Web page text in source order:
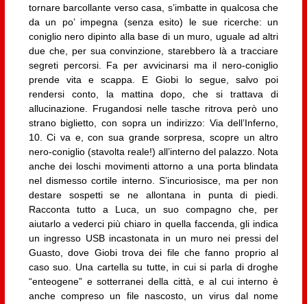
tornare barcollante verso casa, s’imbatte in qualcosa che
da un po’ impegna (senza esito) le sue ricerche: un
coniglio nero dipinto alla base di un muro, uguale ad altri
due che, per sua convinzione, starebbero là a tracciare
segreti percorsi. Fa per avvicinarsi ma il nero-coniglio
prende vita e scappa. E Giobi lo segue, salvo poi
rendersi conto, la mattina dopo, che si trattava di
allucinazione. Frugandosi nelle tasche ritrova però uno
strano biglietto, con sopra un indirizzo: Via dell’Inferno,
10. Ci va e, con sua grande sorpresa, scopre un altro
nero-coniglio (stavolta reale!) all’interno del palazzo. Nota
anche dei loschi movimenti attorno a una porta blindata
nel dismesso cortile interno. S’incuriosisce, ma per non
destare sospetti se ne allontana in punta di piedi.
Racconta tutto a Luca, un suo compagno che, per
aiutarlo a vederci più chiaro in quella faccenda, gli indica
un ingresso USB incastonata in un muro nei pressi del
Guasto, dove Giobi trova dei file che fanno proprio al
caso suo. Una cartella su tutte, in cui si parla di droghe
“enteogene” e sotterranei della città, e al cui interno è
anche compreso un file nascosto, un virus dal nome